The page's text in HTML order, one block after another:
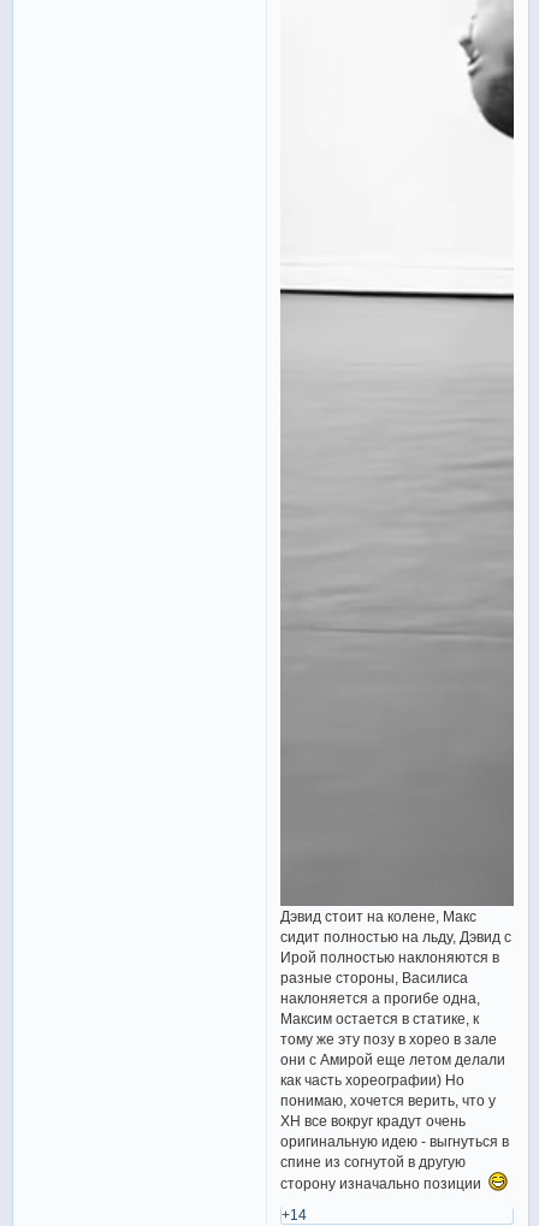
Дэвид стоит на колене, Макс
сидит полностью на льду, Дэвид с
Ирой полностью наклоняются в
разные стороны, Василиса
наклоняется а прогибе одна,
Максим остается в статике, к
тому же эту позу в хорео в зале
они с Амирой еще летом делали
как часть хореографии) Но
понимаю, хочется верить, что у
ХН все вокруг крадут очень
оригинальную идею - выгнуться в
спине из согнутой в другую
сторону изначально позиции
+14